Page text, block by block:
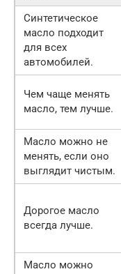
Синтетическое
масло подходит
для всех
автомобилей.
Чем чаще менять
масло, тем лучше.
Масло можно не
менять, если оно
выглядит чистым.
Дорогое масло
всегда лучше.
Масло можно